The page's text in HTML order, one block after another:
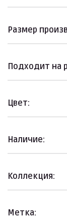
Размер
Подходит на
Цвет:
Наличие:
Коллекция:
Метка: